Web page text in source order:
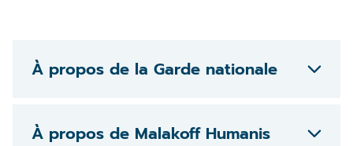
À propos de la Garde nationale
À propos de Malakoff Humanis